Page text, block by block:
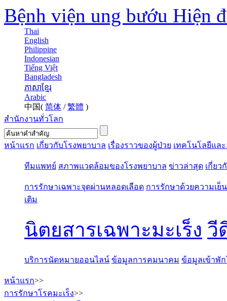
Bệnh viện ung bướu Hiện
Thai
English
Philippine
Indonesian
Tiếng Việt
Bangladesh
ភាសាខ្មែរ
Arabic
中国( 简体 /繁體 )
สำนักงานทั่วโลก
หน้าแรก เกี่ยวกับโรงพยาบาล เรื่องราวของผู้ป่วย เทคโนโลยีแล
ทีมแพทย์ สภาพแวดล้อมของโรงพยาบาล ข่าวล่าสุด เกี่ยว
การรักษาเฉพาะจุดผ่านหลอดเลือด การรักษาด้วยความเย็น
เติม
นิตยสารเฉพาะมะเร็ง วี
บริการนัดหมายออนไลน์ ข้อมูลการคมนาคม ข้อมูลเข้าพั
หน้าแรก>>
การรักษาโรคมะเร็ง>>